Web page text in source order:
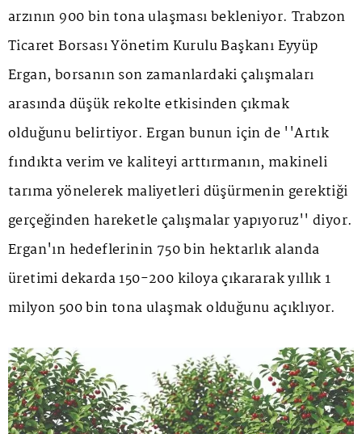
arzının 900 bin tona ulaşması bekleniyor. Trabzon
Ticaret Borsası Yönetim Kurulu Başkanı Eyyüp
Ergan, borsanın son zamanlardaki çalışmaları
arasında düşük rekolte etkisinden çıkmak
olduğunu belirtiyor. Ergan bunun için de ''Artık
fındıkta verim ve kaliteyi arttırmanın, makineli
tarıma yönelerek maliyetleri düşürmenin gerektiği
gerçeğinden hareketle çalışmalar yapıyoruz'' diyor.
Ergan'ın hedeflerinin 750 bin hektarlık alanda
üretimi dekarda 150-200 kiloya çıkararak yıllık 1
milyon 500 bin tona ulaşmak olduğunu açıklıyor.